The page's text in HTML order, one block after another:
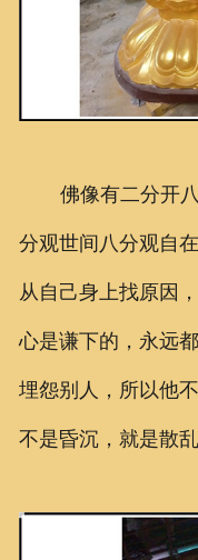
佛像有二分开
分观世间八分观自
从自己身上找原因
心是谦下的，永远
埋怨别人，所以他
不是昏沉，就是散